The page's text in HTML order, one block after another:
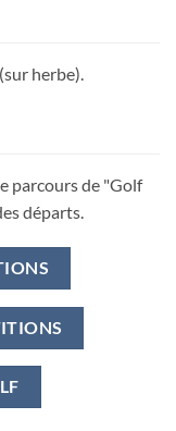
herbe).
parcours de "Golf
départs.